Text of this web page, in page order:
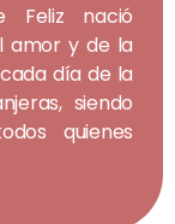
Feliz nació
amor y de la
día de la
siendo
quienes